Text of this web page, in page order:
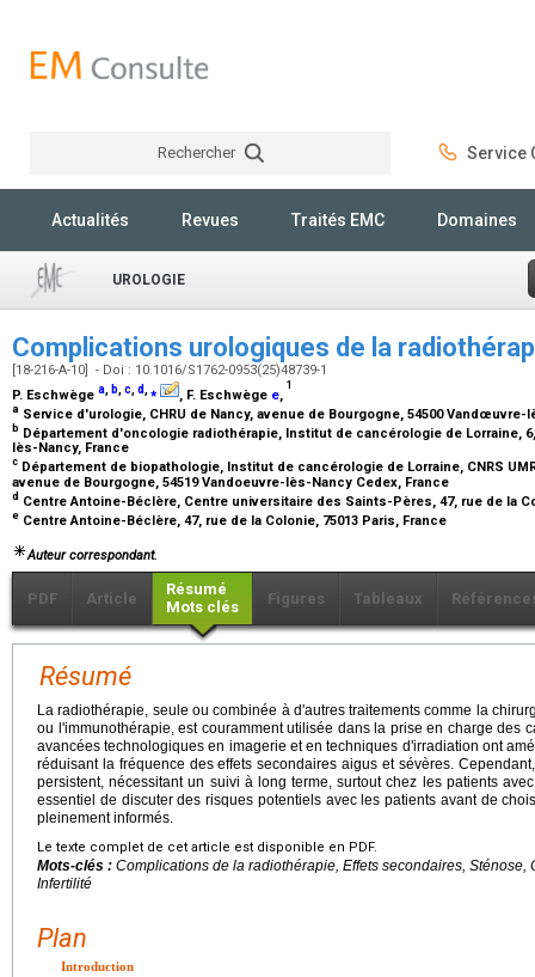
Rechercher Service
Actualités Revues Traités EMC Domaines
UROLOGIE
Complications urologiques de la
[18-216-A-10] - Doi : 10.1016/S1762-0953(25)48739-1
P. Eschwège a, b,c,d,⁎ , F. Eschwège e,
1
a Service d'urologie, CHRU de Nancy, avenue de Bourgogne, 54500 Vandœuvre-
b Département d'oncologie radiothérapie, Institut de cancérologie de Lorraine,
lès-Nancy, France
c Département de biopathologie, Institut de cancérologie de Lorraine, CNRS
avenue de Bourgogne, 54519 Vandoeuvre-lès-Nancy Cedex, France
d Centre Antoine-Béclère, Centre universitaire des Saints-Pères, 47, rue de la
e Centre Antoine-Béclère, 47, rue de la Colonie, 75013 Paris, France
Auteur correspondant.
PDF Article
Résumé
Mots clés
Figures Tableaux
Résumé
La radiothérapie, seule ou combinée à d'autres traitements comme la
ou l'immunothérapie, est couramment utilisée dans la prise en charge des
avancées technologiques en imagerie et en techniques d'irradiation ont
réduisant la fréquence des effets secondaires aigus et sévères.
persistent, nécessitant un suivi à long terme, surtout chez les patients
essentiel de discuter des risques potentiels avec les patients avant de
pleinement informés.
Le texte complet de cet article est disponible en PDF.
Mots-clés : Complications de la radiothérapie, Effets secondaires, Sténose,
Infertilité
Plan
Introduction